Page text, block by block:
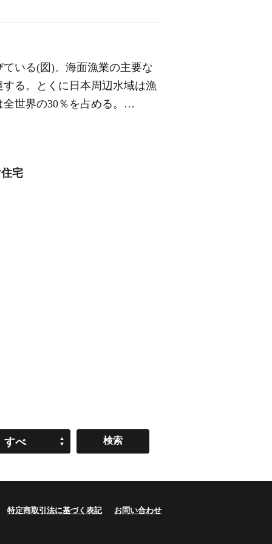
いる(図)。海面漁業の主要な
る。とくに日本周辺水域は漁
全世界の30％を占める。…
宅
すべ
特定商取引法に基づく表記 お問い合わせ